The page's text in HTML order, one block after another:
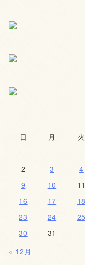
日
月 火
2
3 4
9
10 11
16
17 18
23
24 25
30
31
« 12月